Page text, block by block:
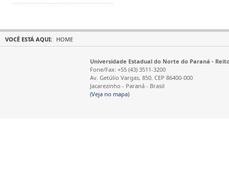
VOCÊ ESTÁ AQUI: HOME
Universidade Estadual do Norte do Paraná -
Fone/Fax: +55 (43) 3511-3200
Av. Getúlio Vargas, 850. CEP 86400-000
Jacarezinho - Paraná - Brasil
(Veja no mapa)